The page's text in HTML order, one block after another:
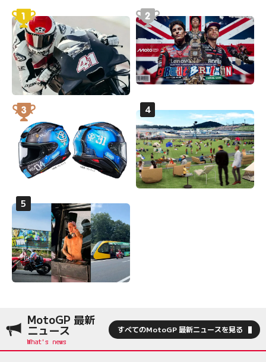
MotoGP 最新
ニュース すべてのMotoGP 最新ニュースを見る